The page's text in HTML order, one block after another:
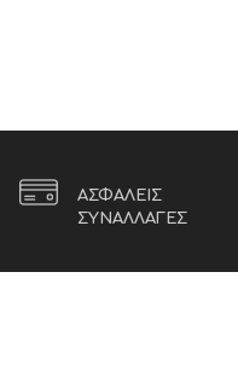
ΑΣΦΑΛΕΙΣ
ΣΥΝΑΛΛΑΓΕΣ